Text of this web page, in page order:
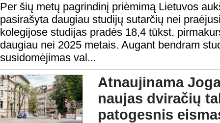
Per šių metų pagrindinį priėmimą Lietuvos
pasirašyta daugiau studijų sutarčių nei
kolegijose studijas pradės 18,4 tūkst.
daugiau nei 2025 metais. Augant bendram
susidomėjimas val...
Atnaujinama
naujas dviračių
patogesnis